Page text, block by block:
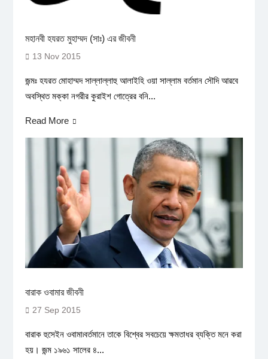
মহানবী হযরত মুহাম্মদ (সাঃ) এর জীবনী
13 Nov 2015
জন্মঃ হযরত মোহাম্মদ সাল্লাল্লাহু আলাইহি ওয়া সাল্লাম বর্তমান সৌদি আরবে
অবস্থিত মক্কা নগরীর কুরাইশ গোত্রের বনি...
Read More
বারাক ওবামার জীবনী
27 Sep 2015
বারাক হুসেইন ওবামা৷বর্তমানে তাকে বিশ্বের সবচেয়ে ক্ষমতাধর ব্যক্তি মনে করা
হয়। জন্ম ১৯৬১ সালের ৪...